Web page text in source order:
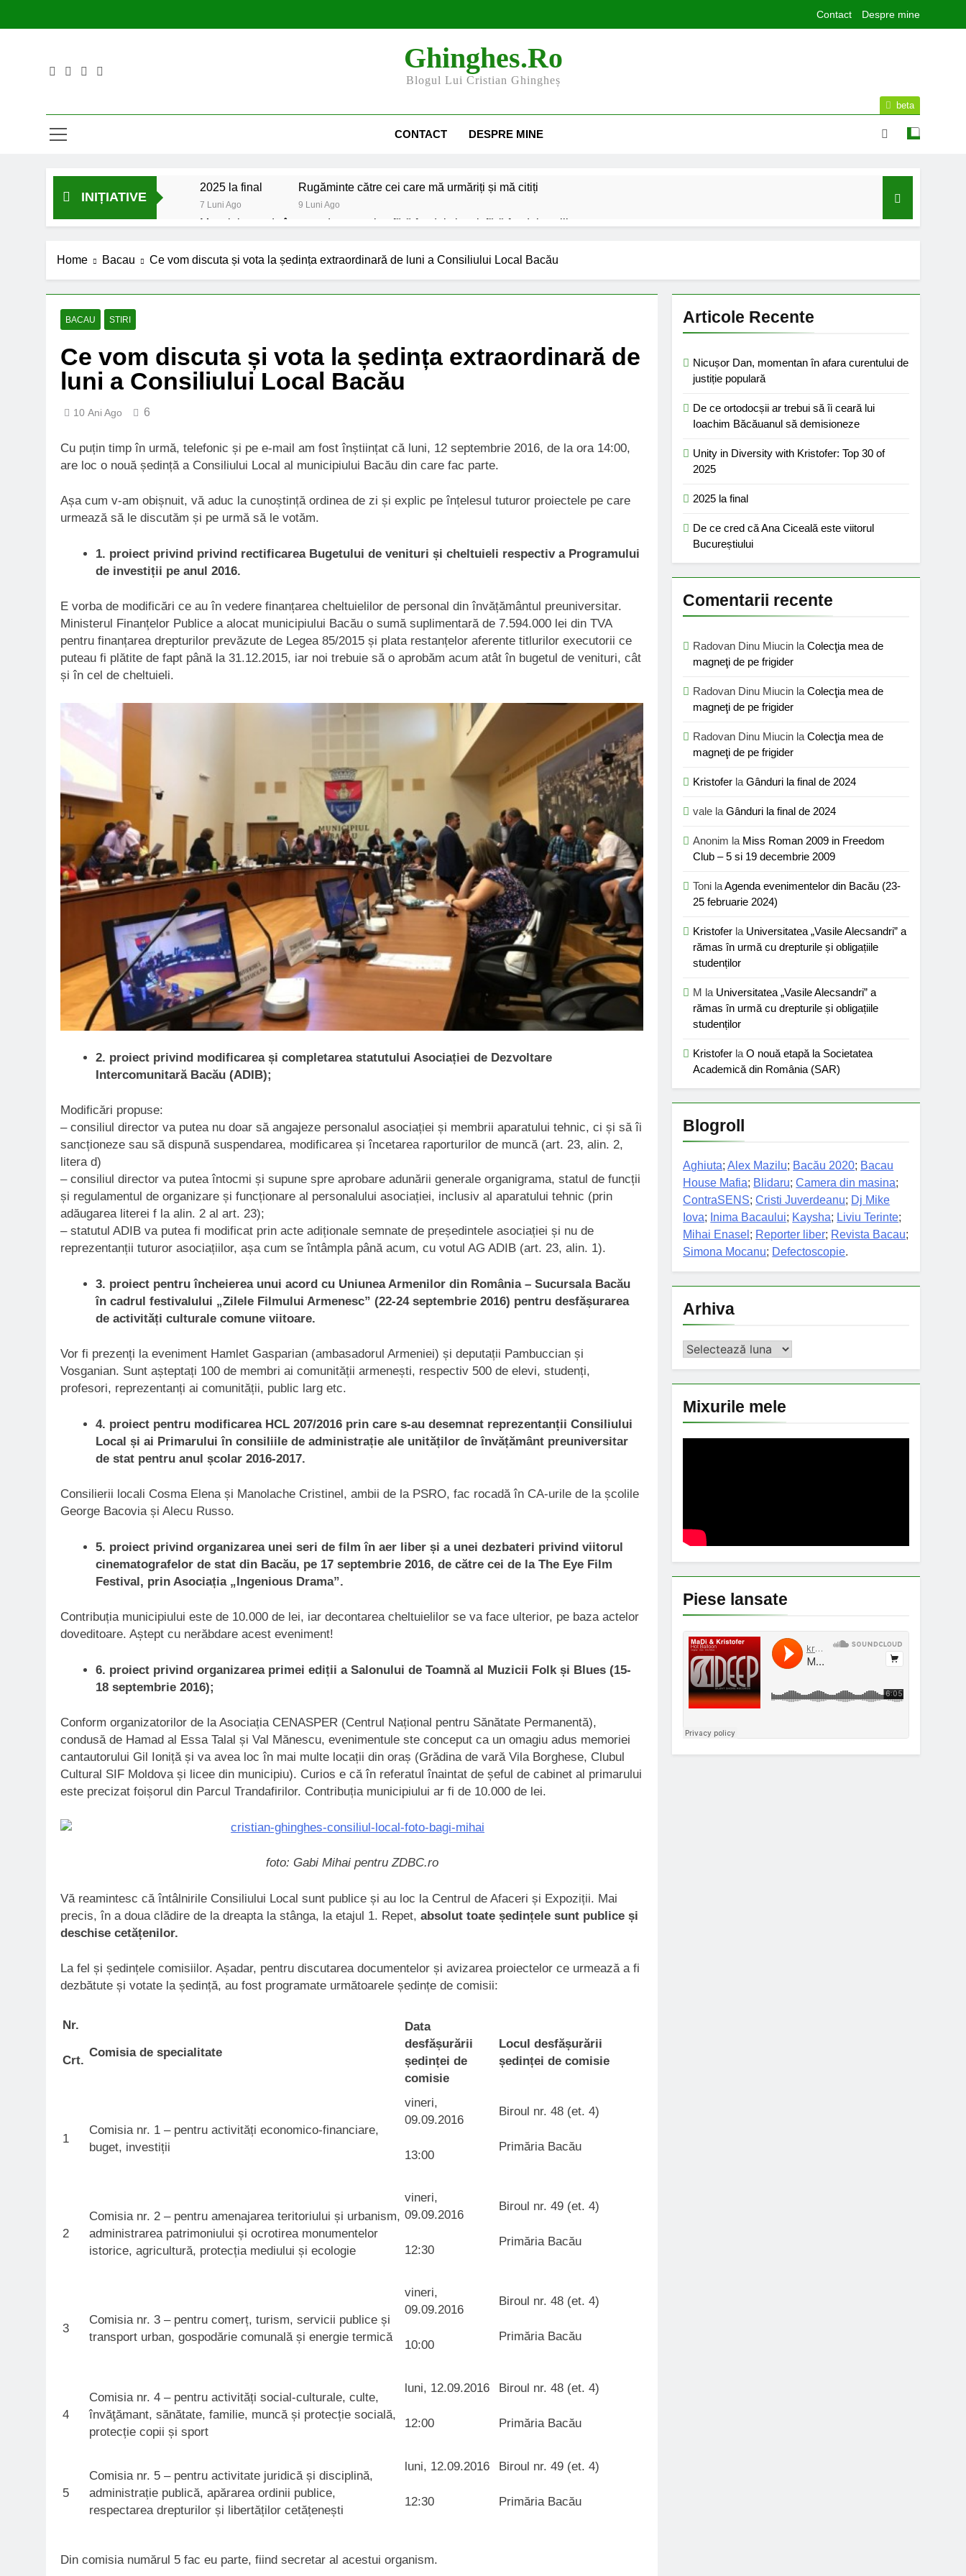
Contact Despre mine
Ghinghes.ro
Blogul Lui Cristian Ghingheș
CONTACT DESPRE MINE
beta
INIȚIATIVE
2025 la final
7 Luni Ago
Rugăminte către cei care mă urmăriți și mă citiți
9 Luni Ago
Mesajul meu de început de an școlar: fără fondul clasei, fără fondul școlii
Proiect depus pentru tinerii și organizațiile din Bacău Harta și programul terenurilor de sport publice din municipiul Bacău
Un pas înainte pentru accesibilizarea trotuarelor din Bacău
Home Bacau Ce vom discuta și vota la ședința extraordinară de luni a Consiliului Local Bacău
BACAU STIRI
Ce vom discuta și vota la ședința extraordinară de
luni a Consiliului Local Bacău
10 Ani Ago 6
Cu puțin timp în urmă, telefonic și pe e-mail am fost înștiințat că luni, 12 septembrie 2016, de la ora 14:00,
are loc o nouă ședință a Consiliului Local al municipiului Bacău din care fac parte.
Așa cum v-am obișnuit, vă aduc la cunoștință ordinea de zi și explic pe înțelesul tuturor proiectele pe care
urmează să le discutăm și pe urmă să le votăm.
1. proiect privind privind rectificarea Bugetului de venituri și cheltuieli respectiv a Programului
de investiții pe anul 2016.
E vorba de modificări ce au în vedere finanțarea cheltuielilor de personal din învățământul preuniversitar.
Ministerul Finanțelor Publice a alocat municipiului Bacău o sumă suplimentară de 7.594.000 lei din TVA
pentru finanțarea drepturilor prevăzute de Legea 85/2015 și plata restanțelor aferente titlurilor executorii ce
puteau fi plătite de fapt până la 31.12.2015, iar noi trebuie să o aprobăm acum atât în bugetul de venituri, cât
și în cel de cheltuieli.
2. proiect privind modificarea și completarea statutului Asociației de Dezvoltare
Intercomunitară Bacău (ADIB);
Modificări propuse:
– consiliul director va putea nu doar să angajeze personalul asociației și membrii aparatului tehnic, ci și să îi
sancționeze sau să dispună suspendarea, modificarea și încetarea raporturilor de muncă (art. 23, alin. 2,
litera d)
– consiliul director va putea întocmi și supune spre aprobare adunării generale organigrama, statul de funcții
și regulamentul de organizare și funcționare al personalului asociației, inclusiv al aparatului tehnic (prin
adăugarea literei f la alin. 2 al art. 23);
– statutul ADIB va putea fi modificat prin acte adiționale semnate de președintele asociației și nu de
reprezentanții tuturor asociațiilor, așa cum se întâmpla până acum, cu votul AG ADIB (art. 23, alin. 1).
3. proiect pentru încheierea unui acord cu Uniunea Armenilor din România – Sucursala Bacău
în cadrul festivalului „Zilele Filmului Armenesc” (22-24 septembrie 2016) pentru desfășurarea
de activități culturale comune viitoare.
Vor fi prezenți la eveniment Hamlet Gasparian (ambasadorul Armeniei) și deputații Pambuccian și
Vosganian. Sunt așteptați 100 de membri ai comunității armenești, respectiv 500 de elevi, studenți,
profesori, reprezentanți ai comunității, public larg etc.
4. proiect pentru modificarea HCL 207/2016 prin care s-au desemnat reprezentanții Consiliului
Local și ai Primarului în consiliile de administrație ale unităților de învățământ preuniversitar
de stat pentru anul școlar 2016-2017.
Consilierii locali Cosma Elena și Manolache Cristinel, ambii de la PSRO, fac rocadă în CA-urile de la școlile
George Bacovia și Alecu Russo.
5. proiect privind organizarea unei seri de film în aer liber și a unei dezbateri privind viitorul
cinematografelor de stat din Bacău, pe 17 septembrie 2016, de către cei de la The Eye Film
Festival, prin Asociația „Ingenious Drama”.
Contribuția municipiului este de 10.000 de lei, iar decontarea cheltuielilor se va face ulterior, pe baza actelor
doveditoare. Aștept cu nerăbdare acest eveniment!
6. proiect privind organizarea primei ediții a Salonului de Toamnă al Muzicii Folk și Blues (15-
18 septembrie 2016);
Conform organizatorilor de la Asociația CENASPER (Centrul Național pentru Sănătate Permanentă),
condusă de Hamad al Essa Talal și Val Mănescu, evenimentule ste conceput ca un omagiu adus memoriei
cantautorului Gil Ioniță și va avea loc în mai multe locații din oraș (Grădina de vară Vila Borghese, Clubul
Cultural SIF Moldova și licee din municipiu). Curios e că în referatul înaintat de șeful de cabinet al primarului
este precizat foișorul din Parcul Trandafirilor. Contribuția municipiului ar fi de 10.000 de lei.
foto: Gabi Mihai pentru ZDBC.ro
Vă reamintesc că întâlnirile Consiliului Local sunt publice și au loc la Centrul de Afaceri și Expoziții. Mai
precis, în a doua clădire de la dreapta la stânga, la etajul 1. Repet, absolut toate ședințele sunt publice și
deschise cetățenilor.
La fel și ședințele comisiilor. Așadar, pentru discutarea documentelor și avizarea proiectelor ce urmează a fi
dezbătute și votate la ședință, au fost programate următoarele ședințe de comisii:
Nr.
Crt.
Comisia de specialitate
Data
desfășurării
ședinței de
comisie
Locul desfășurării
ședinței de comisie
1
Comisia nr. 1 – pentru activități economico-financiare,
buget, investiții
vineri,
09.09.2016
13:00
Biroul nr. 48 (et. 4)
Primăria Bacău
2
Comisia nr. 2 – pentru amenajarea teritoriului și urbanism,
administrarea patrimoniului și ocrotirea monumentelor
istorice, agricultură, protecția mediului și ecologie
vineri,
09.09.2016
12:30
Biroul nr. 49 (et. 4)
Primăria Bacău
3
Comisia nr. 3 – pentru comerț, turism, servicii publice și
transport urban, gospodărie comunală și energie termică
vineri,
09.09.2016
10:00
Biroul nr. 48 (et. 4)
Primăria Bacău
4
Comisia nr. 4 – pentru activități social-culturale, culte,
învăţămant, sănătate, familie, muncă și protecție socială,
protecție copii și sport
luni, 12.09.2016
12:00
Biroul nr. 48 (et. 4)
Primăria Bacău
5
Comisia nr. 5 – pentru activitate juridică și disciplină,
administrație publică, apărarea ordinii publice,
respectarea drepturilor și libertăților cetățenești
luni, 12.09.2016
12:30
Biroul nr. 49 (et. 4)
Primăria Bacău
Din comisia numărul 5 fac eu parte, fiind secretar al acestui organism.
Articole Recente
Nicușor Dan, momentan în afara curentului de
justiție populară
De ce ortodocșii ar trebui să îi ceară lui
Ioachim Băcăuanul să demisioneze
Unity in Diversity with Kristofer: Top 30 of
2025
2025 la final
De ce cred că Ana Ciceală este viitorul
Bucureștiului
Comentarii recente
Radovan Dinu Miucin laColecţia mea de
magneţi de pe frigider
Radovan Dinu Miucin laColecţia mea de
magneţi de pe frigider
Radovan Dinu Miucin laColecţia mea de
magneţi de pe frigider
Kristofer laGânduri la final de 2024
vale laGânduri la final de 2024
Anonim la Miss Roman 2009 in Freedom
Club – 5 si 19 decembrie 2009
Toni laAgenda evenimentelor din Bacău (23-
25 februarie 2024)
Kristofer la Universitatea „Vasile Alecsandri” a
rămas în urmă cu drepturile și obligațiile
studenților
M la Universitatea „Vasile Alecsandri” a
rămas în urmă cu drepturile și obligațiile
studenților
Kristofer laO nouă etapă la Societatea
Academică din România (SAR)
Blogroll
Aghiuta;Alex Mazilu; Bacău 2020; Bacau
House Mafia; Blidaru;Camera din masina;
ContraSENS;Cristi Juverdeanu; Dj Mike
Iova; Inima Bacaului; Kaysha; Liviu Terinte;
Mihai Enasel ; Reporter liber; Revista Bacau;
Simona Mocanu; Defectoscopie.
Arhiva
Arhiva
Mixurile mele
Piese lansate